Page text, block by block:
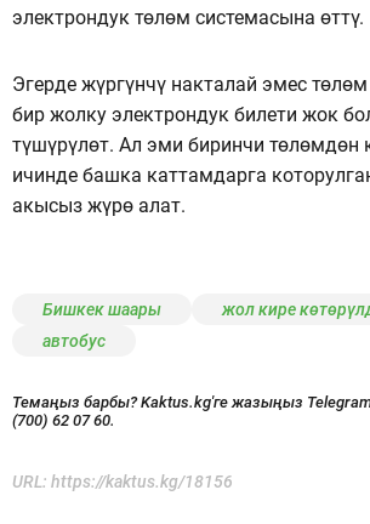
электрондук төлөм системасына өттү.
Эгерде жүргүнчү накталай эмес
бир жолку электрондук билети жок
түшүрүлөт. Ал эми биринчи төлөмдөн
ичинде башка каттамдарга
акысыз жүрө алат.
Бишкек шаары
жол кире
автобус
Темаңыз барбы? Kaktus.kg'ге жазыңыз
(700) 62 07 60.
URL: https://kaktus.kg/18156